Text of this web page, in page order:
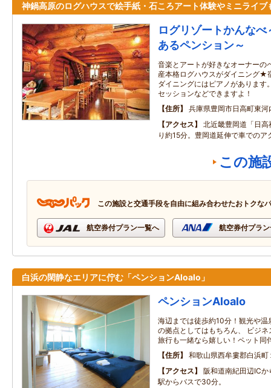
神鍋高原のログハウスで絵手紙・石ころアート体験やミニライブ
ログリゾートかんな
あるペンション～
音楽とアートが好きなオーナー
産本格ログハウスがダイニング
ダイニングにはピアノがあります
セッションなどできますよ！
住所
兵庫県豊岡市日高町東
アクセス
北近畿豊岡道「日
り約15分。豊岡道延伸で車での
この施
この施設と交通手段を自由に組み合わせたおトクな
航空券付プラン一覧へ 航空券付プラ
白浜の閑静なエリアに佇む「ペンションAloalo」
ペンションAloalo
海辺までは徒歩約10分！観光や
の拠点としてはもちろん、 ビジ
旅行も一緒なら嬉しい！ペット同
住所
和歌山県西牟婁郡白浜町
アクセス
阪和道南紀田辺IC
駅からバスで30分。